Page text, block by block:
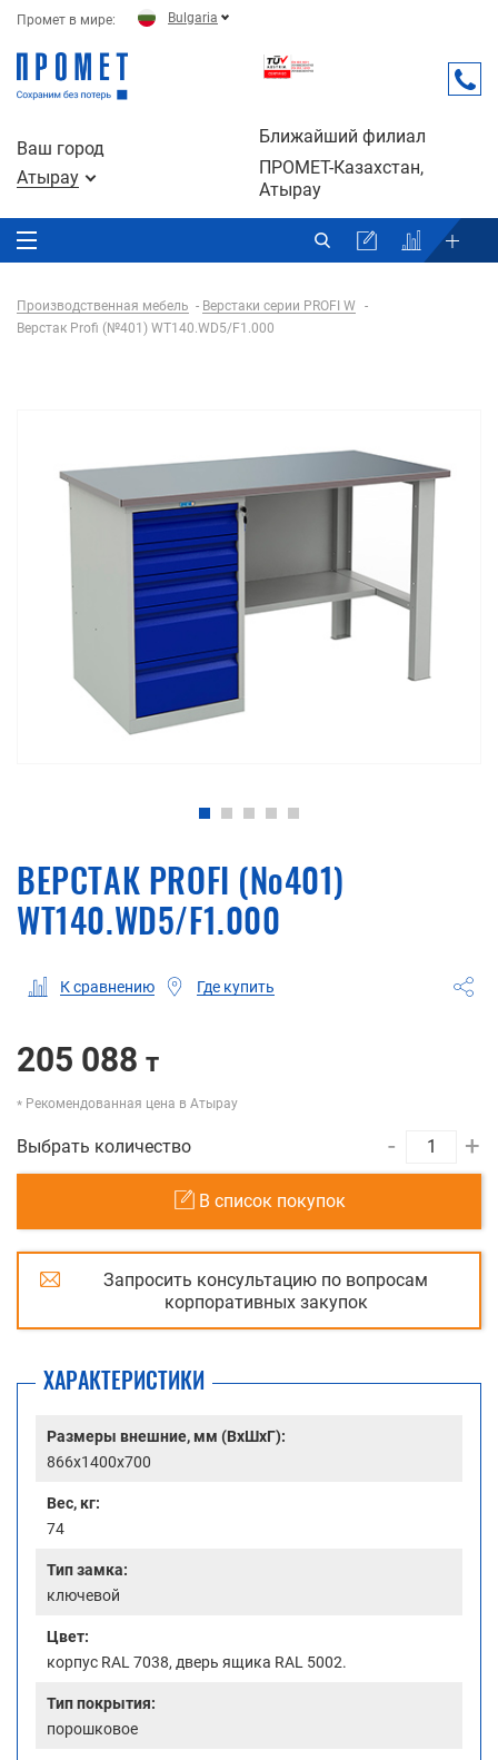
Промет в мире: Bulgaria
Ваш город
Атырау
Ближайший филиал
ПРОМЕТ-Казахстан,
Атырау
Производственная мебель
Верстаки серии PROFI W
Верстак Profi (№401) WT140.WD5/F1.000
ВЕРСТАК PROFI (№401)
WT140.WD5/F1.000
К сравнению Где купить
205 088 т
Рекомендованная цена в Атырау
Выбрать количество - +
В список покупок
Запросить консультацию по вопросам
корпоративных закупок
ХАРАКТЕРИСТИКИ
Размеры внешние, мм (ВхШхГ):
866x1400x700
Вес, кг:
74
Тип замка:
ключевой
Цвет:
корпус RAL 7038, дверь ящика RAL 5002.
Тип покрытия:
порошковое